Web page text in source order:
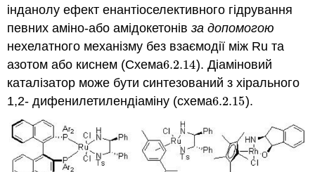
інданолу ефект енантіоселективного гідрування
певних аміно-або амідокетонівза допомогою
нехелатного механізму без взаємодії між Ru та
азотом або киснем (Схема6.2.14
6.2.14). Діаміновий
каталізатор може бути синтезований з хірального
1,2- дифенилетилендіаміну (схема6.2.15
6.2.15).